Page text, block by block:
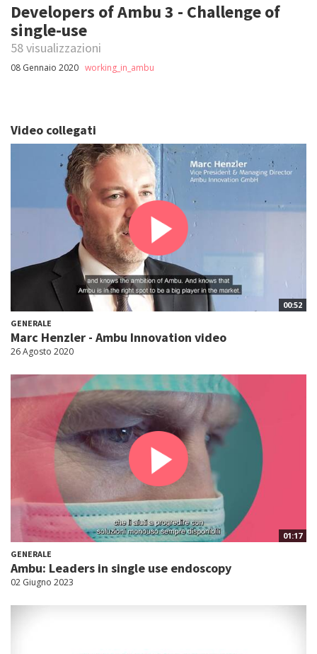
Developers of Ambu 3 - Challenge of
single-use
58 visualizzazioni
08 Gennaio 2020 working_in_ambu
Video collegati
00:52
GENERALE
Marc Henzler - Ambu Innovation video
26 Agosto 2020
01:17
GENERALE
Ambu: Leaders in single use endoscopy
02 Giugno 2023